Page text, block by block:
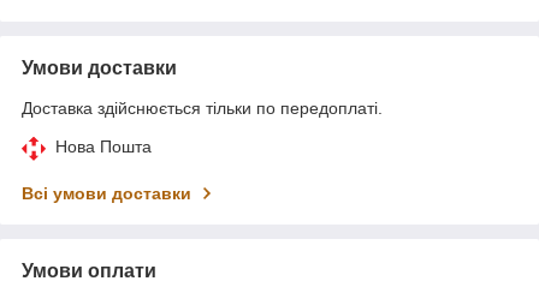
Умови доставки
Доставка здійснюється тільки по передоплаті.
Нова Пошта
Всі умови доставки
Умови оплати